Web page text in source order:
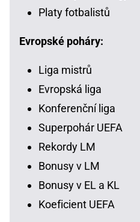
Platy fotbalistů
Evropské poháry:
Liga mistrů
Evropská liga
Konferenční liga
Superpohár UEFA
Rekordy LM
Bonusy v LM
Bonusy v EL a KL
Koeficient UEFA